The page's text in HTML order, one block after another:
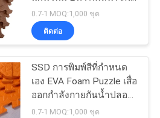
Dusty สำหรับเด็ก
0.7-1 MOQ:1,000 ชุด
ติดต่อ
SSD การพิมพ์สีที่กำหนด
เอง EVA Foam Puzzle เสื่อ
ออกกำลังกายกันน้ำปลอด
สารพิษ
0.7-1 MOQ:1,000 ชุด